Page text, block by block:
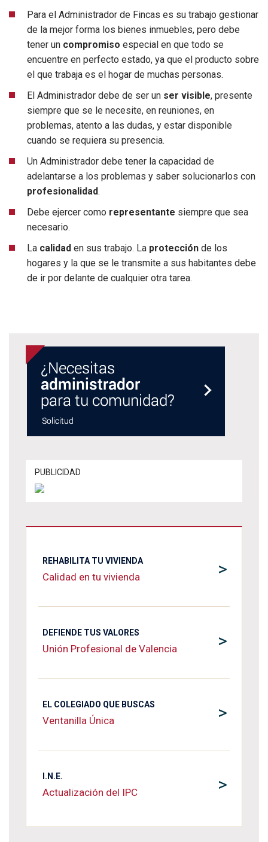
Para el Administrador de Fincas es su trabajo gestionar
de la mejor forma los bienes inmuebles, pero debe
tener un compromiso especial en que todo se
encuentre en perfecto estado, ya que el producto sobre
el que trabaja es el hogar de muchas personas.
El Administrador debe de ser un ser visible, presente
siempre que se le necesite, en reuniones, en
problemas, atento a las dudas, y estar disponible
cuando se requiera su presencia.
Un Administrador debe tener la capacidad de
adelantarse a los problemas y saber solucionarlos con
profesionalidad.
Debe ejercer como representante siempre que sea
necesario.
La calidad en sus trabajo. La protección de los
hogares y la que se le transmite a sus habitantes debe
de ir por delante de cualquier otra tarea.
PUBLICIDAD
>
REHABILITA TU VIVIENDA
Calidad en tu vivienda
>
DEFIENDE TUS VALORES
Unión Profesional de Valencia
>
EL COLEGIADO QUE BUSCAS
Ventanilla Única
>
I.N.E.
Actualización del IPC